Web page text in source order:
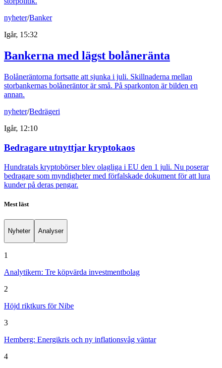
nyheter/Banker
Igår, 15:32
Bankerna med lägst bolåneränta
Bolåneräntorna fortsatte att sjunka i juli. Skillnaderna mellan
storbankernas bolåneräntor är små. På sparkonton är bilden en
annan.
nyheter/Bedrägeri
Igår, 12:10
Bedragare utnyttjar kryptokaos
Hundratals kryptobörser blev olagliga i EU den 1 juli. Nu poserar
bedragare som myndigheter med förfalskade dokument för att lura
kunder på deras pengar.
Mest läst
Nyheter Analyser
1
Analytikern: Tre köpvärda investmentbolag
2
Höjd riktkurs för Nibe
3
Hemberg: Energikris och ny inflationsvåg väntar
4